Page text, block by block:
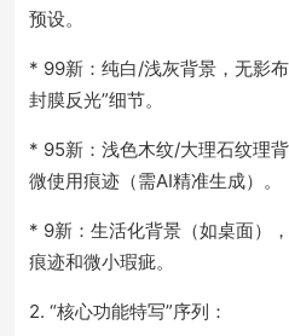
预设。
* 99新：纯白/浅灰背景，无影
封膜反光”细节。
* 95新：浅色木纹/大理石纹理
微使用痕迹（需AI精准生成）。
* 9新：生活化背景（如桌面）
痕迹和微小瑕疵。
2. “核心功能特写”序列：